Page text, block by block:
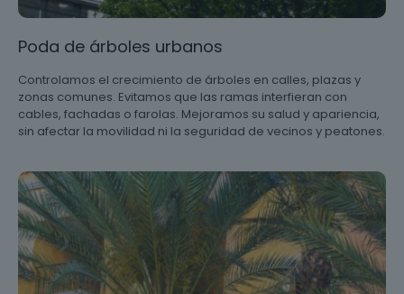
Poda de árboles urbanos
Controlamos el crecimiento de árboles en calles, plazas y
zonas comunes. Evitamos que las ramas interfieran con
cables, fachadas o farolas. Mejoramos su salud y apariencia,
sin afectar la movilidad ni la seguridad de vecinos y peatones.